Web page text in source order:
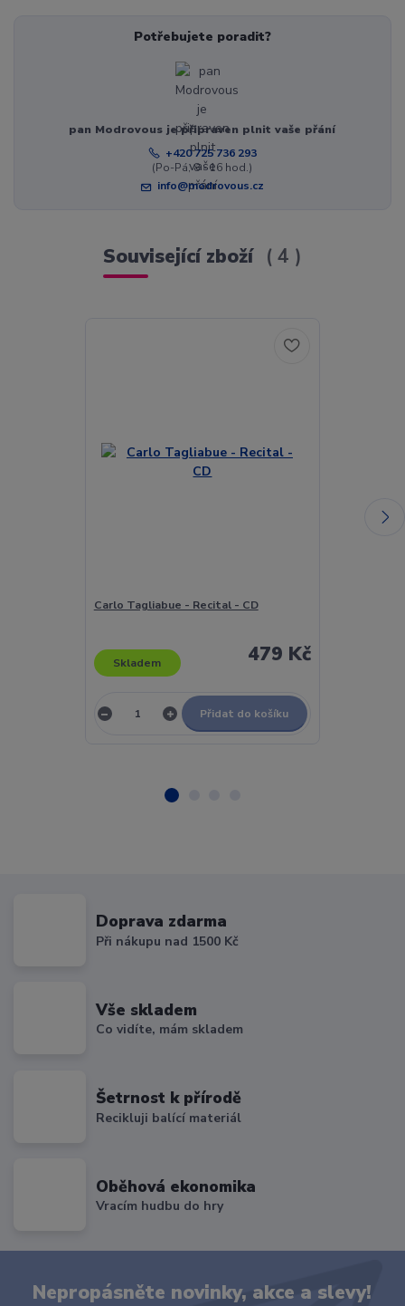
Potřebujete poradit?
pan Modrovous je připraven plnit vaše přání
+420 725 736 293
(Po-Pá, 8 - 16 hod.)
info@modrovous.cz
Související zboží 4
Carlo Tagliabue - Recital - CD
479 Kč
Skladem
Přidat do košíku
Doprava zdarma
Při nákupu nad 1500 Kč
Vše skladem
Co vidíte, mám skladem
Šetrnost k přírodě
Recikluji balící materiál
Oběhová ekonomika
Vracím hudbu do hry
Nepropásněte novinky, akce a slevy!